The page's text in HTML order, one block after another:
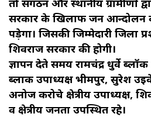
तो संगठन और स्थानीय ग्रामीणों
सरकार के खिलाफ जन आन्दोलन
पड़ेगा। जिसकी जिम्मेदारी जिला
शिवराज सरकार की होगी।
ज्ञापन देते समय रामचंद्र धुर्वे
ब्लाक उपाध्यक्ष भीमपुर, सुरेश
अनोज करोचे क्षेत्रीय उपाध्यक्ष,
व क्षेत्रीय जनता उपस्थित रहे।